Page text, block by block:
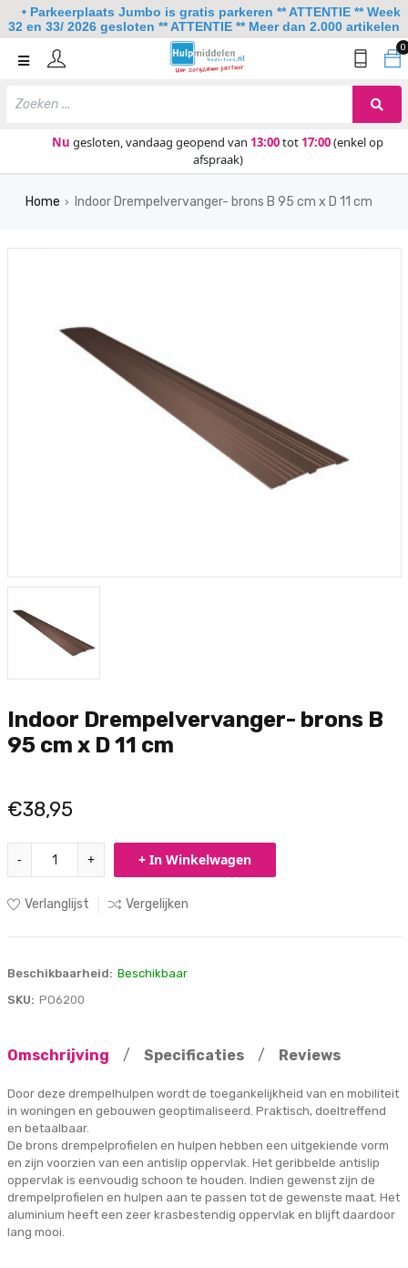
0
Nu gesloten, vandaag geopend van 13:00tot 17:00(enkel op
afspraak)
Home
Keuken
Contact
Home › Indoor Drempelvervanger- brons B 95 cm x D 11 cm
Indoor Drempelvervanger- brons B
95 cm x D 11 cm
€38,95
- + + In Winkelwagen
Verlanglijst Vergelijken
Beschikbaarheid: Beschikbaar
SKU: PO6200
Omschrijving / Specificaties / Reviews
Door deze drempelhulpen wordt de toegankelijkheid van en mobiliteit
in woningen en gebouwen geoptimaliseerd. Praktisch, doeltreffend
en betaalbaar.
De brons drempelprofielen en hulpen hebben een uitgekiende vorm
en zijn voorzien van een antislip oppervlak. Het geribbelde antislip
oppervlak is eenvoudig schoon te houden. Indien gewenst zijn de
drempelprofielen en hulpen aan te passen tot de gewenste maat. Het
aluminium heeft een zeer krasbestendig oppervlak en blijft daardoor
lang mooi.
• Parkeerplaats Jumbo is gratis parkeren ** ATTENTIE ** Week
32 en 33/ 2026 gesloten ** ATTENTIE ** Meer dan 2.000 artikelen